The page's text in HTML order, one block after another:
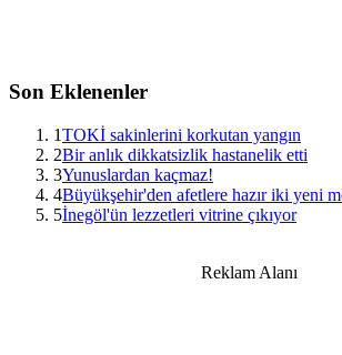
Son Eklenenler
1TOKİ sakinlerini korkutan yangın
2Bir anlık dikkatsizlik hastanelik etti
3Yunuslardan kaçmaz!
4Büyükşehir'den afetlere hazır iki yeni
5İnegöl'ün lezzetleri vitrine çıkıyor
Reklam Alanı